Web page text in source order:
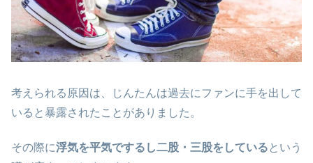
考えられる原因は、じんたんは過去にファンに手を出して
いると暴露されたことがありました。
その際に浮気を平気でするし二股・三股をしている という